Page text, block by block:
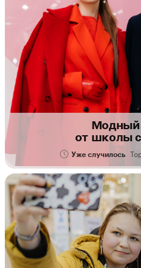
Модный
от школы
Уже случилось